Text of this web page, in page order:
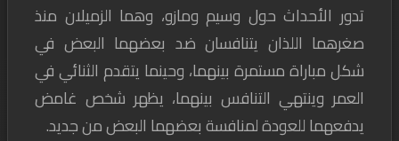
تدور الأحداث حول وسيم ومازو، وهما الزميلان منذ
صغرهما اللذان يتنافسان ضد بعضهما البعض في
شكل مباراة مستمرة بينهما، وحينما يتقدم الثنائي في
العمر وينتهي التنافس بينهما، يظهر شخص غامض
يدفعهما للعودة لمنافسة بعضهما البعض من جديد.